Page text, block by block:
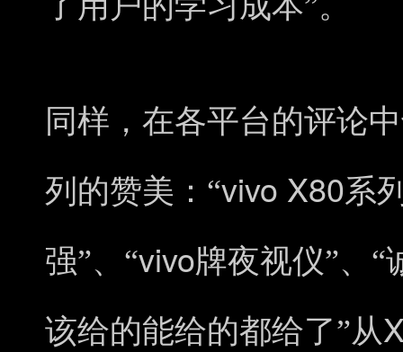
同样，在各平台的评论
列的赞美：“vivo X80系
强”、“vivo牌夜视仪”、“
该给的能给的都给了”从